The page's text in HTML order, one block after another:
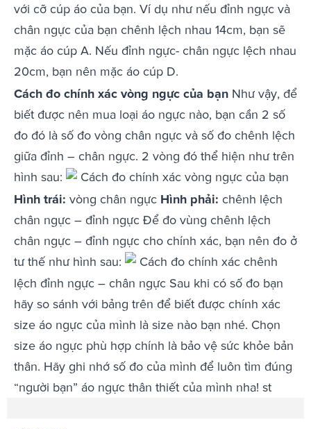
với cỡ cúp áo của bạn. Ví dụ như nếu đỉnh ngực và
chân ngực của bạn chênh lệch nhau 14cm, bạn sẽ
mặc áo cúp A. Nếu đỉnh ngực- chân ngực lệch nhau
20cm, bạn nên mặc áo cúp D.
Cách đo chính xác vòng ngực của bạn Như vậy, để
biết được nên mua loại áo ngực nào, bạn cần 2 số
đo đó là số đo vòng chân ngực và số đo chênh lệch
giữa đỉnh – chân ngực. 2 vòng đó thể hiện như trên
hình sau:
Cách đo chính xác vòng ngực của bạn
Hình trái: vòng chân ngực Hình phải: chênh lệch
chân ngực – đỉnh ngực Để đo vùng chênh lệch
chân ngực – đỉnh ngực cho chính xác, bạn nên đo ở
tư thế như hình sau:
Cách đo chính xác chênh
lệch đỉnh ngực – chân ngực Sau khi có số đo bạn
hãy so sánh với bảng trên để biết được chính xác
size áo ngực của mình là size nào bạn nhé. Chọn
size áo ngực phù hợp chính là bảo vệ sức khỏe bản
thân. Hãy ghi nhớ số đo của mình để luôn tìm đúng
“người bạn” áo ngực thân thiết của mình nha! st